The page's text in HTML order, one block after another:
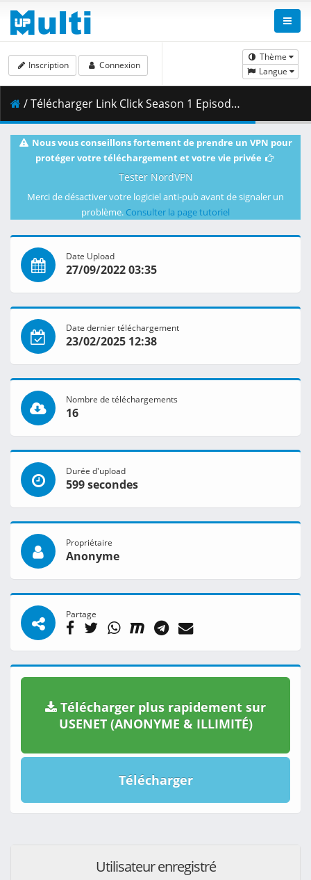
Thème
Langue
Inscription Connexion
/ Télécharger Link Click Season 1 Episode 05.5.mkv.001 ( 425.52 MB )
Nous vous conseillons fortement de prendre un VPN pour
protéger votre téléchargement et votre vie privée
Tester NordVPN
Merci de désactiver votre logiciel anti-pub avant de signaler un
problème. Consulter la page tutoriel
Date Upload
27/09/2022 03:35
Date dernier téléchargement
23/02/2025 12:38
Nombre de téléchargements
16
Durée d'upload
599 secondes
Propriétaire
Anonyme
Partage
Télécharger plus rapidement sur
USENET (ANONYME & ILLIMITÉ)
Télécharger
Utilisateur enregistré